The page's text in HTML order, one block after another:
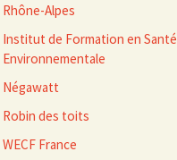
Rhône-Alpes
Institut de Formation en Santé
Environnementale
Négawatt
Robin des toits
WECF France